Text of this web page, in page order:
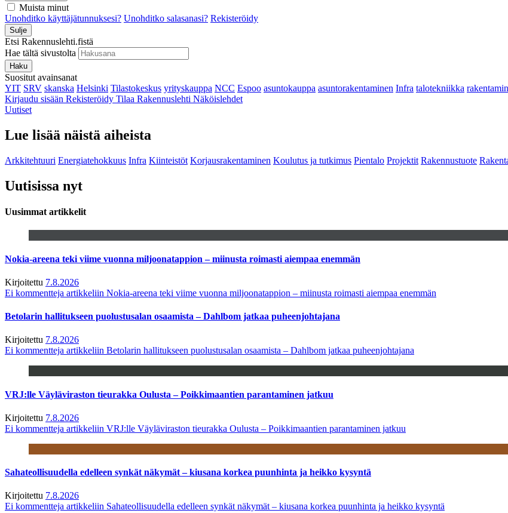
Muista minut
Unohditko käyttäjätunnuksesi? Unohditko salasanasi? Rekisteröidy
Sulje
Etsi Rakennuslehti.fistä
Hae tältä sivustolta
Haku
Suositut avainsanat
YIT SRV skanska Helsinki Tilastokeskus yrityskauppa NCC Espoo asuntokauppa asuntorakentaminen Infra talotekniikka
Kirjaudu sisään Rekisteröidy Tilaa Rakennuslehti Näköislehdet
Uutiset
Lue lisää näistä aiheista
Arkkitehtuuri Energiatehokkuus Infra Kiinteistöt Korjausrakentaminen Koulutus ja tutkimus Pientalo Projektit Rakennustuote
Uutisissa nyt
Uusimmat artikkelit
Nokia-areena teki viime vuonna miljoonatappion – miinusta roimasti aiempaa enemmän
Kirjoitettu 7.8.2026
Ei kommentteja artikkeliin Nokia-areena teki viime vuonna miljoonatappion – miinusta roimasti aiempaa enemmän
Betolarin hallitukseen puolustusalan osaamista – Dahlbom jatkaa puheenjohtajana
Kirjoitettu 7.8.2026
Ei kommentteja artikkeliin Betolarin hallitukseen puolustusalan osaamista – Dahlbom jatkaa puheenjohtajana
VRJ:lle Väyläviraston tieurakka Oulusta – Poikkimaantien parantaminen jatkuu
Kirjoitettu 7.8.2026
Ei kommentteja artikkeliin VRJ:lle Väyläviraston tieurakka Oulusta – Poikkimaantien parantaminen jatkuu
Sahateollisuudella edelleen synkät näkymät – kiusana korkea puunhinta ja heikko kysyntä
Kirjoitettu 7.8.2026
Ei kommentteja artikkeliin Sahateollisuudella edelleen synkät näkymät – kiusana korkea puunhinta ja heikko kysyntä